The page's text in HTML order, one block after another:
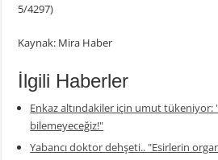
5/4297)
Kaynak: Mira Haber
İlgili Haberler
Enkaz altındakiler için umut tükeniyor:
bilemeyeceğiz!"
Yabancı doktor dehşeti.. "Esirlerin